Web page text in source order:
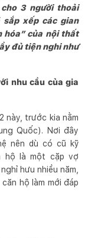
3 người thoải
sắp xếp các gian
hóa” của nội thất
đủ tiện nghi như
nhu cầu của gia
này, trước kia nằm
Quốc). Nơi đây
nên dù có cũ kỹ
hộ là một cặp vợ
hưu nhiều năm,
hộ làm mới đáp